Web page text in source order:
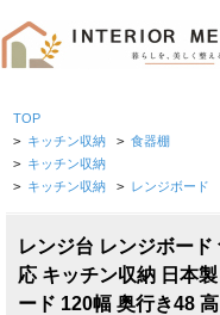
TOP
> キッチン収納 > 食器棚
> キッチン収納
> キッチン収納 > レンジボード
レンジ台 レンジボー
応 キッチン収納 日本
ード 120幅 奥行き48